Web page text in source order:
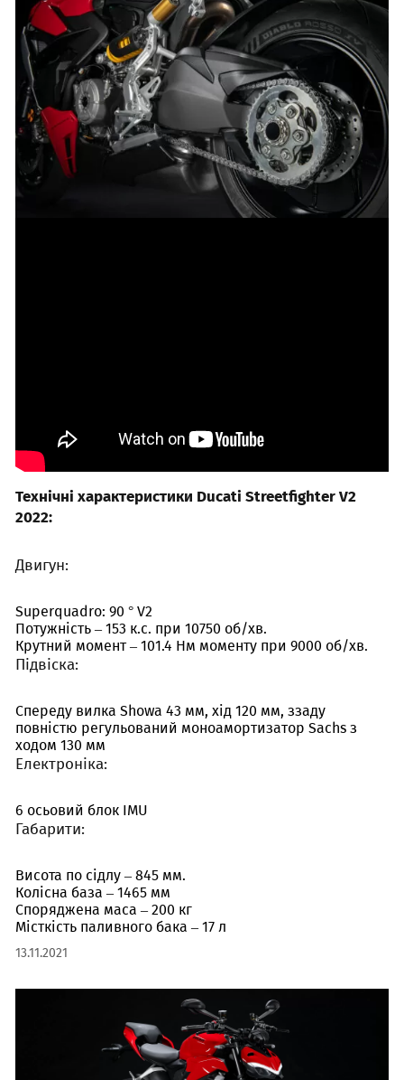
Технічні характеристики Ducati Streetfighter V2
2022:
Двигун:
Superquadro: 90 ° V2
Потужність – 153 к.с. при 10750 об/хв.
Крутний момент – 101.4 Нм моменту при 9000 об/хв.
Підвіска:
Спереду вилка Showa 43 мм, хід 120 мм, ззаду
повністю регульований моноамортизатор Sachs з
ходом 130 мм
Електроніка:
6 осьовий блок IMU
Габарити:
Висота по сідлу – 845 мм.
Колісна база – 1465 мм
Споряджена маса – 200 кг
Місткість паливного бака – 17 л
13.11.2021